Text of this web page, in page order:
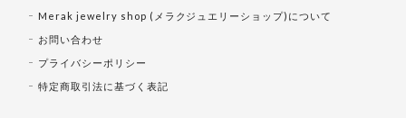
Merak jewelry shop (メラクジュエリーショップ)について
お問い合わせ
プライバシーポリシー
特定商取引法に基づく表記